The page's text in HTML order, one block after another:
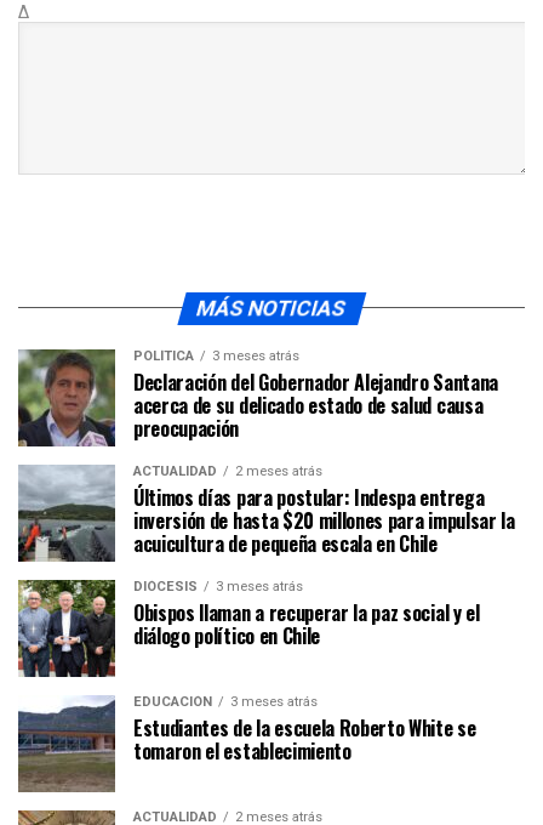
Δ
MÁS NOTICIAS
POLÍTICA 3 meses atrás
Declaración del Gobernador Alejandro Santana
acerca de su delicado estado de salud causa
preocupación
ACTUALIDAD 2 meses atrás
Últimos días para postular: Indespa entrega
inversión de hasta $20 millones para impulsar la
acuicultura de pequeña escala en Chile
DIÓCESIS 3 meses atrás
Obispos llaman a recuperar la paz social y el
diálogo político en Chile
EDUCACIÓN 3 meses atrás
Estudiantes de la escuela Roberto White se
tomaron el establecimiento
ACTUALIDAD 2 meses atrás